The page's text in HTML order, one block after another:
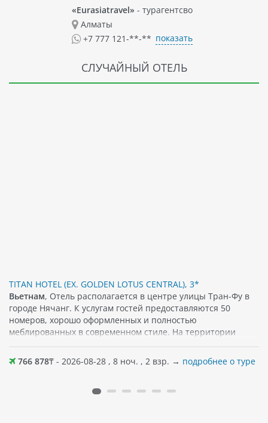
«Eurasiatravel» - турагентсво
Алматы
+7 777 121-**-** показать
СЛУЧАЙНЫЙ ОТЕЛЬ
TITAN HOTEL (EX. GOLDEN LOTUS CENTRAL), 3*
Вьетнам, Отель располагается в центре улицы Тран-Фу в
городе Нячанг. К услугам гостей предоставляются 50
номеров, хорошо оформленных и полностью
меблированных в современном стиле. На территории
отеля есть открытый бассейн с отличным видом на город.
Поблизости не только магазины, кафе и рестораны, но и
песчаный пляж прямо через дорогу от отеля. Также рядом
провинции Кханьхоа.
766 878₸ - 2026-08-28 , 8 ноч. , 2 взр. → подробнее о туре